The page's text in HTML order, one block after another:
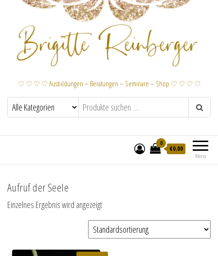
♡ ♡ ♡ ♡ Ausbildungen – Beratungen – Seminare – Shop ♡ ♡ ♡ ♡
Menü
0
€0.00
Aufruf der Seele
Einzelnes Ergebnis wird angezeigt